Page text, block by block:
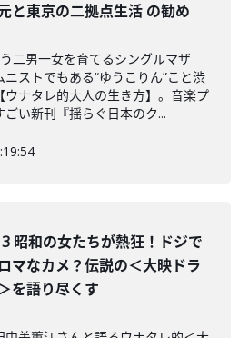
と東京の二拠点生活 の勧め
二男一女を育てるシングルマザ
ストでもある“ゆうこりん”こと渋
ナタレ的大人の生き方】。音楽プ
い新刊『揺らぐ日本のク...
昭和の女たちが熱狂！ドジで
マなカメ？伝説の＜大映ドラ
を語り尽くす